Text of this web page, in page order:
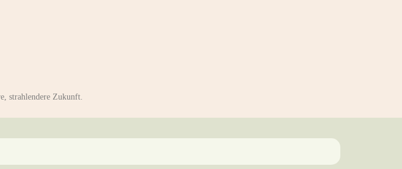
strahlendere Zukunft.